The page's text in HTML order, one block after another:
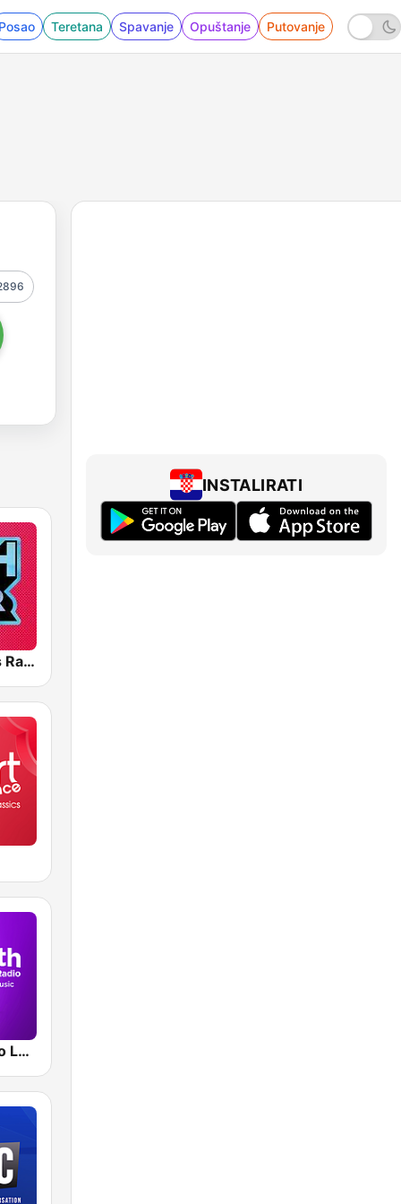
Teretana Spavanje Opuštanje Putovanje
Greatest Hits Radio
Smooth Radio London
INSTALIRATI